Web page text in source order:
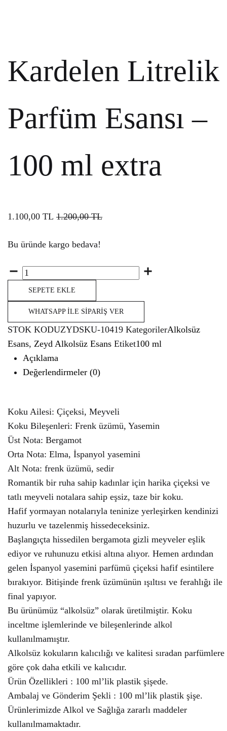
Kardelen Litrelik
Parfüm Esansı –
100 ml extra
1.100,00 TL 1.200,00TL
Bu üründe kargo bedava!
Miktar
SEPETE EKLE
WHATSAPP İLE SIPARIŞ VER
STOK KODUZYDSKU-10419 KategorilerAlkolsüz
Esans, Zeyd Alkolsüz Esans Etiket100 ml
Açıklama
Değerlendirmeler (0)
Koku Ailesi: Çiçeksi, Meyveli
Koku Bileşenleri: Frenk üzümü, Yasemin
Üst Nota: Bergamot
Orta Nota: Elma, İspanyol yasemini
Alt Nota: frenk üzümü, sedir
Romantik bir ruha sahip kadınlar için harika çiçeksi ve
tatlı meyveli notalara sahip eşsiz, taze bir koku.
Hafif yormayan notalarıyla teninize yerleşirken kendinizi
huzurlu ve tazelenmiş hissedeceksiniz.
Başlangıçta hissedilen bergamota gizli meyveler eşlik
ediyor ve ruhunuzu etkisi altına alıyor. Hemen ardından
gelen İspanyol yasemini parfümü çiçeksi hafif esintilere
bırakıyor. Bitişinde frenk üzümünün ışıltısı ve ferahlığı ile
final yapıyor.
Bu ürünümüz “alkolsüz” olarak üretilmiştir. Koku
inceltme işlemlerinde ve bileşenlerinde alkol
kullanılmamıştır.
Alkolsüz kokuların kalıcılığı ve kalitesi sıradan parfümlere
göre çok daha etkili ve kalıcıdır.
Ürün Özellikleri : 100 ml’lik plastik şişede.
Ambalaj ve Gönderim Şekli : 100 ml’lik plastik şişe.
Ürünlerimizde Alkol ve Sağlığa zararlı maddeler
kullanılmamaktadır.